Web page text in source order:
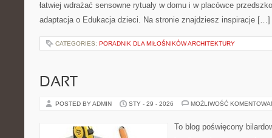
łatwiej wdrażać sensowne rytuały w domu i w placówce
adaptacja o Edukacja dzieci. Na stronie znajdziesz inspiracje […]
CATEGORIES: PORADNIK DLA MIŁOŚNIKÓW ARCHITEKTURY
DART
POSTED BY ADMIN STY - 29 - 2026 MOŻLIWOŚĆ
To blog poświęcony